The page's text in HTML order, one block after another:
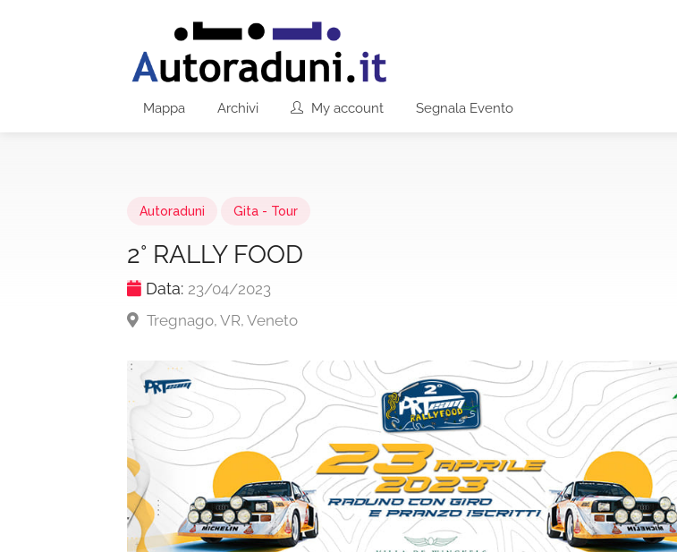
Mappa Archivi My account Segnala Evento
Autoraduni Gita - Tour
2° RALLY FOOD
Data: 23/04/2023
Tregnago, VR, Veneto